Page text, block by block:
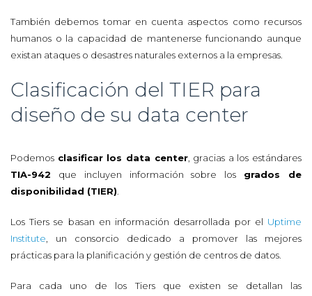
También debemos tomar en cuenta aspectos como recursos
humanos o la capacidad de mantenerse funcionando aunque
existan ataques o desastres naturales externos a la empresas.
Clasificación del TIER para
diseño de su data center
Podemos clasificar los data center, gracias a los estándares
TIA-942 que incluyen información sobre los grados de
disponibilidad (TIER)
Los Tiers se basan en información desarrollada por el Uptime
Institute , un consorcio dedicado a promover las mejores
prácticas para la planificación y gestión de centros de datos.
Para cada uno de los Tiers que existen se detallan las